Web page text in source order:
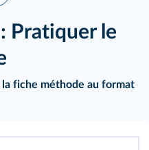
Pratiquer le
fiche méthode au format